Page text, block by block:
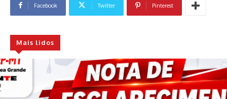
Facebook Twitter Pinterest
Mais lidos